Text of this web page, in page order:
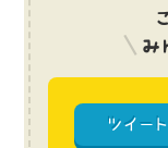
み
ツイート